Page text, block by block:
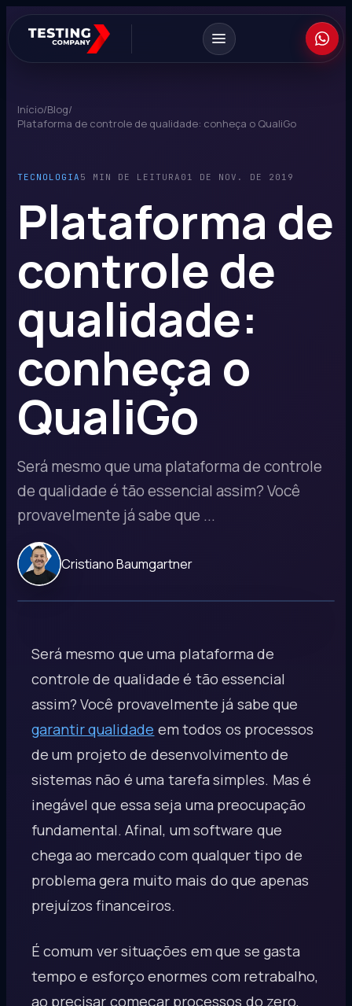
Início/Blog/
Plataforma de controle de qualidade: conheça o QualiGo
TECNOLOGIA 5 MIN DE LEITURA 01 DE NOV. DE 2019
Plataforma de
controle de
qualidade:
conheça o
QualiGo
Será mesmo que uma plataforma de controle
de qualidade é tão essencial assim? Você
provavelmente já sabe que ...
Cristiano Baumgartner
Será mesmo que uma plataforma de
controle de qualidade é tão essencial
assim? Você provavelmente já sabe que
garantir qualidade em todos os processos
de um projeto de desenvolvimento de
sistemas não é uma tarefa simples. Mas é
inegável que essa seja uma preocupação
fundamental. Afinal, um software que
chega ao mercado com qualquer tipo de
problema gera muito mais do que apenas
prejuízos financeiros.
É comum ver situações em que se gasta
tempo e esforço enormes com retrabalho,
ao precisar começar processos do zero,